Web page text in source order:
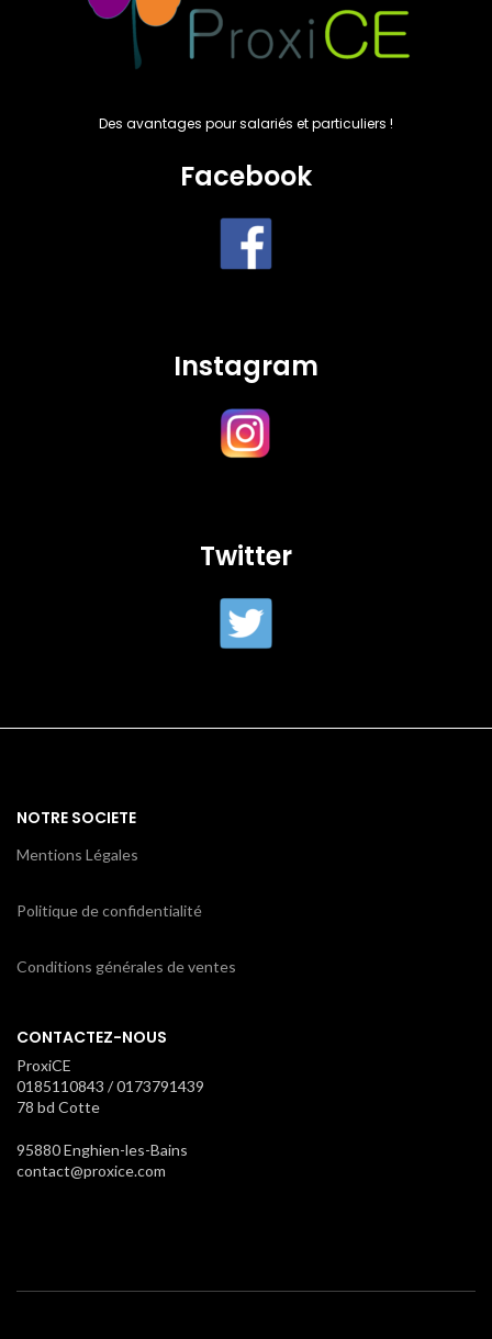
Des avantages pour salariés et particuliers !
Facebook
Instagram
Twitter
NOTRE SOCIETE
Mentions Légales
Politique de confidentialité
Conditions générales de ventes
CONTACTEZ-NOUS
ProxiCE
0185110843 / 0173791439
78 bd Cotte
95880 Enghien-les-Bains
contact@proxice.com